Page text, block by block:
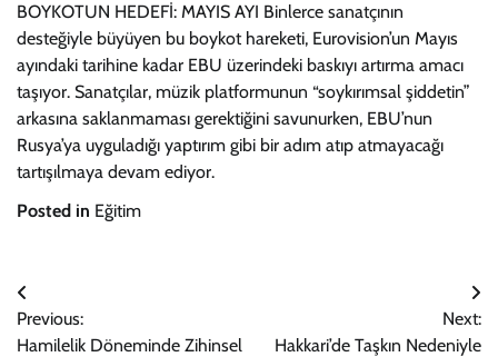
BOYKOTUN HEDEFİ: MAYIS AYI Binlerce sanatçının
desteğiyle büyüyen bu boykot hareketi, Eurovision’un Mayıs
ayındaki tarihine kadar EBU üzerindeki baskıyı artırma amacı
taşıyor. Sanatçılar, müzik platformunun “soykırımsal şiddetin”
arkasına saklanmaması gerektiğini savunurken, EBU’nun
Rusya’ya uyguladığı yaptırım gibi bir adım atıp atmayacağı
tartışılmaya devam ediyor.
Posted in Eğitim
Yazı
gezinmesi
Previous:
Hamilelik Döneminde Zihinsel
Next:
Hakkari’de Taşkın Nedeniyle